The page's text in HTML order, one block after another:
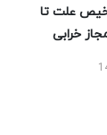
علت تا
خرابی